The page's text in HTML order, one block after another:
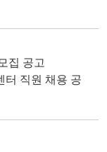
집 공고
터 직원 채용 공